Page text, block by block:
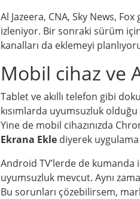
Al Jazeera, CNA, Sky News,
izleniyor. Bir sonraki sürüm
kanalları da eklemeyi
Mobil cihaz ve
Tablet ve akıllı telefon gibi
kısımlarda uyumsuzluk
Yine de mobil cihazınızda
Ekrana Ekle diyerek
Android TV’lerde de kumanda
uyumsuzluk mevcut. Aynı
Bu sorunları çözebilirsem,